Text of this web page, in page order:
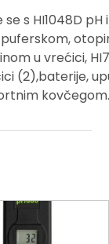
se s HI1048D
u vrećici,
(2),baterije,